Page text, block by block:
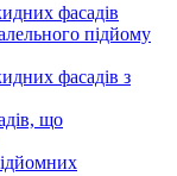
фасадів
підйому
фасадів з
що